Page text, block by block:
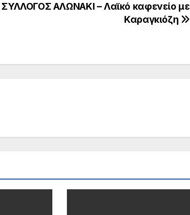
ΣΥΛΛΟΓΟΣ ΑΛΩΝΑΚΙ – Λαϊκό καφενείο με
Καραγκιόζη